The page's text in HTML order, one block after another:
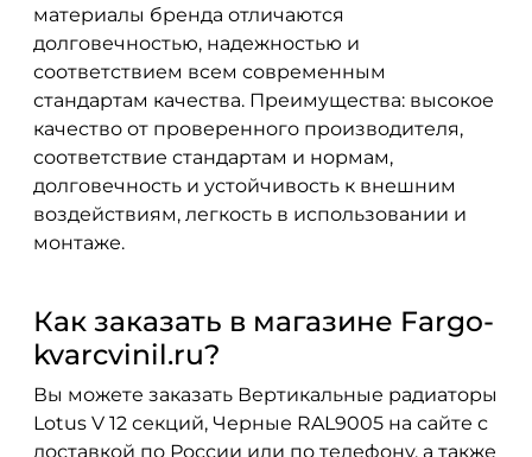
материалы бренда отличаются
долговечностью, надежностью и
соответствием всем современным
стандартам качества. Преимущества: высокое
качество от проверенного производителя,
соответствие стандартам и нормам,
долговечность и устойчивость к внешним
воздействиям, легкость в использовании и
монтаже.
Как заказать в магазине Fargo-
kvarcvinil.ru?
Вы можете заказать Вертикальные радиаторы
Lotus V 12 секций, Черные RAL9005 на сайте с
доставкой по России или по телефону, а также